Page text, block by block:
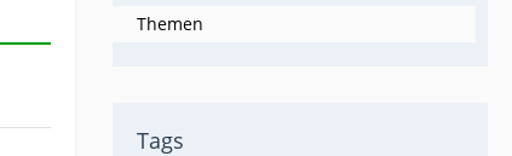
Themen
Tags